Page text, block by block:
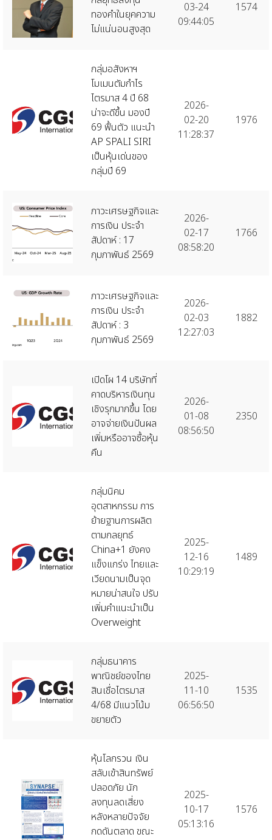
ทองคำในยุคความ
ไม่แน่นอนสูงสุด
03-24
09:44:05
1574
กลุ่มอสังหาฯ
โมเมนตัมกำไร
ไตรมาส 4 ปี 68
น่าจะดีขึ้น มองปี
69 ฟื้นตัว แนะนำ
AP SPALI SIRI
เป็นหุ้นเด่นของ
กลุ่มปี 69
2026-
02-20
11:28:37
1976
ภาวะเศรษฐกิจและ
การเงิน ประจำ
สัปดาห์ : 17
กุมภาพันธ์ 2569
2026-
02-17
08:58:20
1766
ภาวะเศรษฐกิจและ
การเงิน ประจำ
สัปดาห์ : 3
กุมภาพันธ์ 2569
2026-
02-03
12:27:03
1882
เปิดโผ 14 บริษัทที่
คาดบริหารเงินทุน
เชิงรุกมากขึ้น โดย
อาจจ่ายเงินปันผล
เพิ่มหรืออาจซื้อหุ้น
คืน
2026-
01-08
08:56:50
2350
กลุ่มนิคม
อุตสาหกรรม การ
ย้ายฐานการผลิต
ตามกลยุทธ์
China+1 ยังคง
แข็งแกร่ง ไทยและ
เวียดนามเป็นจุด
หมายน่าสนใจ ปรับ
เพิ่มคำแนะนำเป็น
Overweight
2025-
12-16
10:29:19
1489
กลุ่มธนาคาร
พาณิชย์ของไทย
สินเชื่อไตรมาส
4/68 มีแนวโน้ม
ขยายตัว
2025-
11-10
06:56:50
1535
หุ้นโลกรวน เงิน
สลับเข้าสินทรัพย์
ปลอดภัย นัก
ลงทุนลดเสี่ยง
หลังหลายปัจจัย
กดดันตลาด ขณะ
2025-
10-17
05:13:16
1576